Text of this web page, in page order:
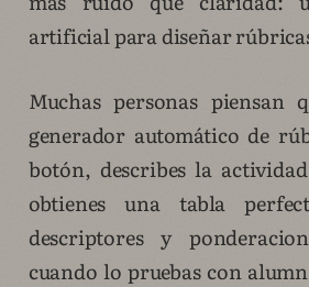
artificial para diseñar
Muchas personas
generador automático de
botón, describes la
obtienes una tabla
descriptores y
cuando lo pruebas con